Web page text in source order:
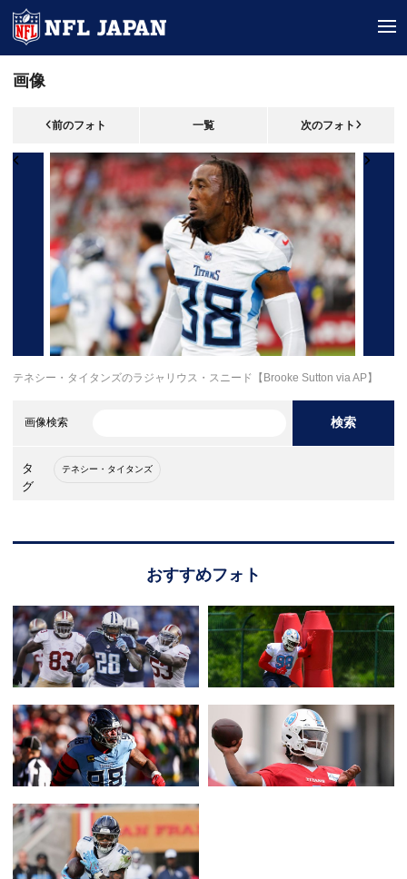
画像
前のフォト 一覧 次のフォト
テネシー・タイタンズのラジャリウス・スニード【Brooke Sutton via AP】
画像検索 検索
タ
グ
テネシー・タイタンズ
おすすめフォト